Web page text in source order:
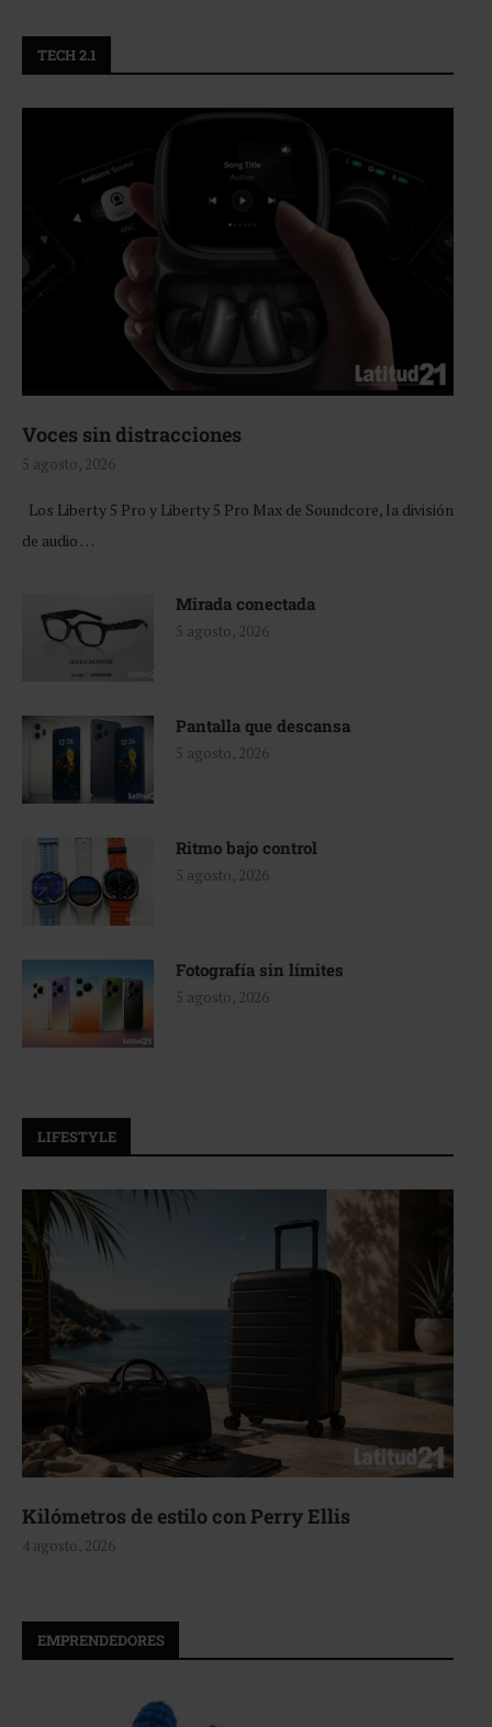
TECH 2.1
Voces sin distracciones
5 agosto, 2026
Los Liberty 5 Pro y Liberty 5 Pro Max de Soundcore, la división
de audio …
Mirada conectada
5 agosto, 2026
Pantalla que descansa
5 agosto, 2026
Ritmo bajo control
5 agosto, 2026
Fotografía sin límites
5 agosto, 2026
LIFESTYLE
Aerie, texturas que fluyen
4 agosto, 2026
EMPRENDEDORES